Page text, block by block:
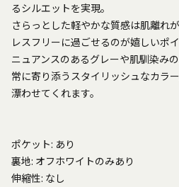
るシルエットを実現。
さらっとした軽やかな質感は肌離れ
レスフリーに過ごせるのが嬉しいポイ
ニュアンスのあるグレーや肌馴染み
常に寄り添うスタイリッシュなカラ
漂わせてくれます。
ポケット: あり
裏地: オフホワイトのみあり
伸縮性: なし